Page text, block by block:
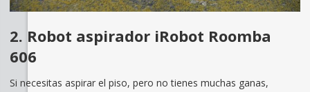
2. Robot aspirador iRobot Roomba
606
Si necesitas aspirar el piso, pero no tienes muchas ganas,